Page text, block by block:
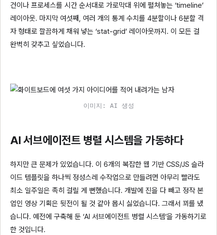
건이나 프로세스를 시간 순서대로 가로막대 위에 펼쳐놓는 ‘timeline’
레이아웃. 마지막 여섯째, 여러 개의 통계 수치를 4분할이나 6분할 격
자 형태로 깔끔하게 채워 넣는 ‘stat-grid’ 레이아웃까지. 이 모든 걸
완벽히 갖추고 싶었습니다.
이미지: AI 생성
AI 서브에이전트 병렬 시스템을 가동하다
하지만 큰 문제가 있었습니다. 이 6개의 복잡한 웹 기반 CSS/JS 슬라
이드 템플릿을 하나씩 정성스레 수작업으로 만들려면 아무리 빨라도
최소 일주일은 족히 걸릴 게 뻔했습니다. 개발에 진을 다 빼고 정작 본
업인 영상 기획은 뒷전이 될 것 같아 몹시 싫었습니다. 그래서 꾀를 냈
습니다. 예전에 구축해 둔 ‘AI 서브에이전트 병렬 시스템’을 가동하기로
한 것입니다.